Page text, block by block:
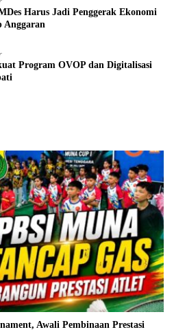
Harus Jadi Penggerak Ekonomi
Anggaran
Program OVOP dan Digitalisasi
Awali Pembinaan Prestasi